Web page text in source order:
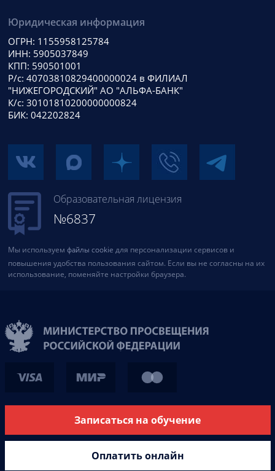
Юридическая информация
ОГРН: 1155958125784
ИНН: 5905037849
КПП: 590501001
Р/с: 40703810829400000024 в ФИЛИАЛ
"НИЖЕГОРОДСКИЙ" АО "АЛЬФА-БАНК"
К/с: 30101810200000000824
БИК: 042202824
Образовательная лицензия
№6837
Мы используем файлы cookie для персонализации сервисов и
повышения удобства пользования сайтом. Если вы не согласны на их
использование, поменяйте настройки браузера.
Записаться на обучение
Оплатить онлайн